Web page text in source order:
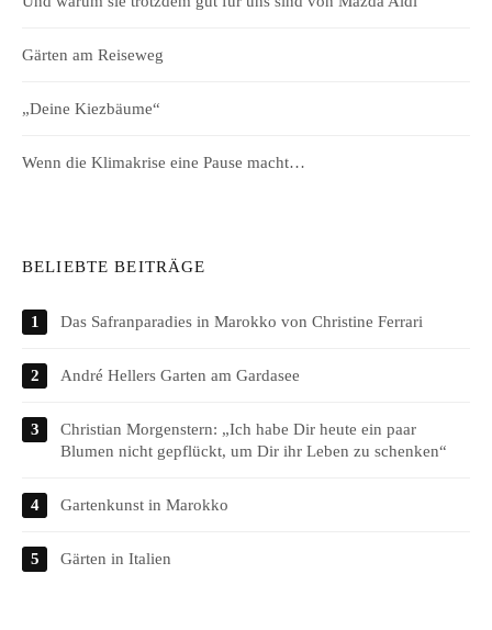
Gärten am Reiseweg
„Deine Kiezbäume“
Wenn die Klimakrise eine Pause macht…
BELIEBTE BEITRÄGE
Das Safranparadies in Marokko von Christine Ferrari
André Hellers Garten am Gardasee
Christian Morgenstern: „Ich habe Dir heute ein paar
Blumen nicht gepflückt, um Dir ihr Leben zu schenken“
Gartenkunst in Marokko
Gärten in Italien